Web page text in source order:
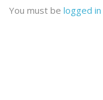
You must be logged in